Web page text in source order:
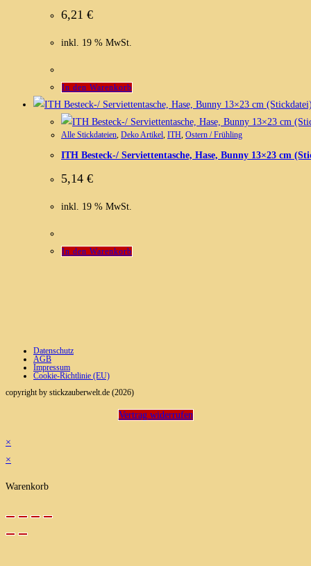
6,21 €
inkl. 19 % MwSt.
In den Warenkorb
Alle Stickdateien Deko Artikel ITH Ostern / Frühling
ITH Besteck-/ Serviettentasche, Hase, Bunny 13×23 cm
5,14 €
inkl. 19 % MwSt.
In den Warenkorb
Datenschutz
AGB
Impressum
Cookie-Richtlinie (EU)
copyright by stickzauberwelt.de (2026)
Vertrag widerrufen
×
×
Warenkorb